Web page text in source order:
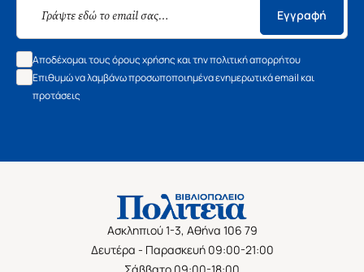
Εγγραφή
Αποδέχομαι τους όρους χρήσης και την πολιτική απορρήτου
Επιθυμώ να λαμβάνω προσωποποιημένα ενημερωτικά email και
προτάσεις
Ασκληπιού 1-3, Αθήνα 106 79
Δευτέρα - Παρασκευή 09:00-21:00